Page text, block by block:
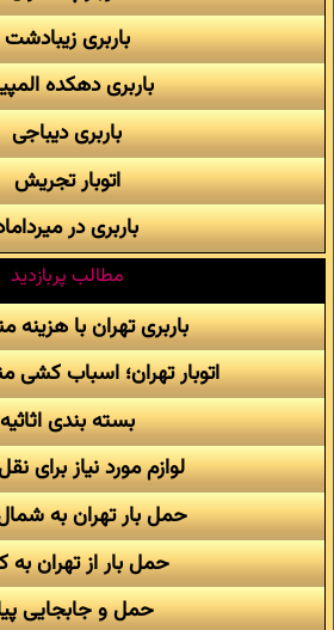
باربری زیبادشت
باربری دهکده
باربری دیباجی
اتوبار تجریش
باربری در
مطالب پربازدید
باربری تهران با هزینه
اتوبار تهران؛ اسباب کشی
بسته بندی اثاثیه
لوازم مورد نیاز برای
حمل بار تهران به
حمل بار از تهران
حمل و جابجایی